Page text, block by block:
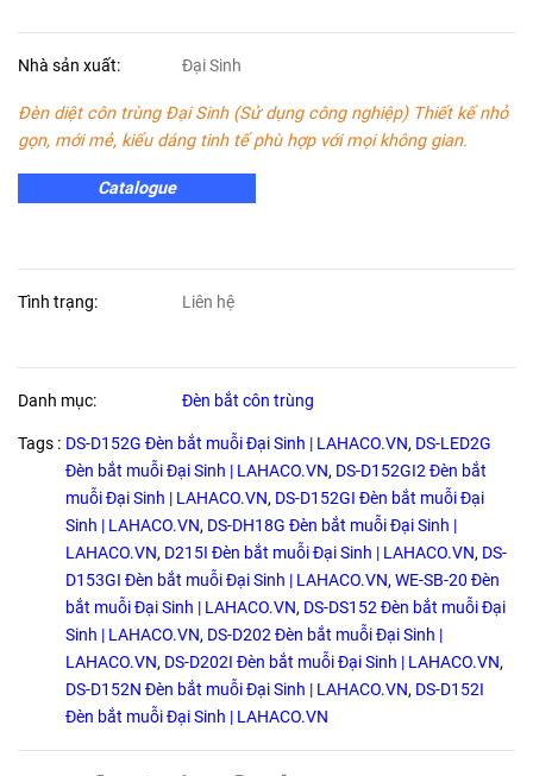
Nhà sản xuất: Đại Sinh
Đèn diệt côn trùng Đại Sinh (Sử dụng công nghiệp)Thiết kế nhỏ
gọn, mới mẻ, kiểu dáng tinh tế phù hợp với mọi không gian.
Catalogue
Tình trạng: Liên hệ
Danh mục: Đèn bắt côn trùng
Tags : DS-D152G Đèn bắt muỗi Đại Sinh | LAHACO.VN, DS-LED2G
Đèn bắt muỗi Đại Sinh | LAHACO.VN, DS-D152GI2 Đèn bắt
muỗi Đại Sinh | LAHACO.VN, DS-D152GI Đèn bắt muỗi Đại
Sinh | LAHACO.VN, DS-DH18G Đèn bắt muỗi Đại Sinh |
LAHACO.VN, D215I Đèn bắt muỗi Đại Sinh | LAHACO.VN, DS-
D153GI Đèn bắt muỗi Đại Sinh | LAHACO.VN,WE-SB-20 Đèn
bắt muỗi Đại Sinh | LAHACO.VN, DS-DS152 Đèn bắt muỗi Đại
Sinh | LAHACO.VN, DS-D202 Đèn bắt muỗi Đại Sinh |
LAHACO.VN, DS-D202I Đèn bắt muỗi Đại Sinh | LAHACO.VN,
DS-D152N Đèn bắt muỗi Đại Sinh | LAHACO.VN, DS-D152I
Đèn bắt muỗi Đại Sinh | LAHACO.VN